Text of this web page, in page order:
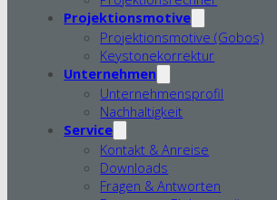
Projektionsmotive
Projektionsmotive (Gobos)
Keystonekorrektur
Unternehmen
Unternehmensprofil
Nachhaltigkeit
Service
Kontakt & Anreise
Downloads
Fragen & Antworten